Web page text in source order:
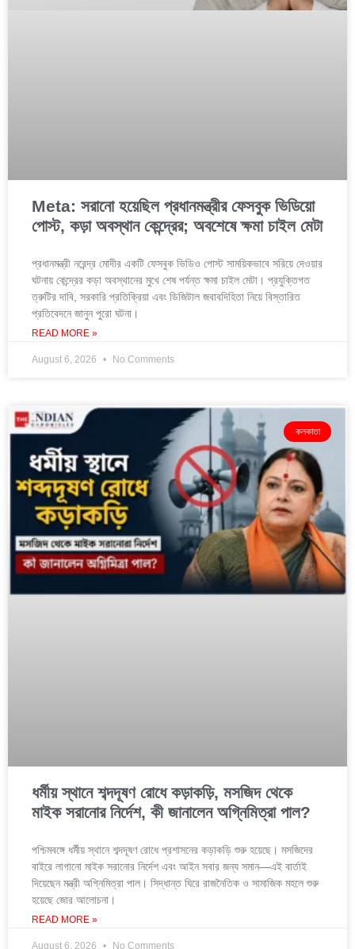
Meta: সরানো হয়েছিল প্রধানমন্ত্রীর ফেসবুক ভিডিয়ো
পোস্ট, কড়া অবস্থান কেন্দ্রের; অবশেষে ক্ষমা চাইল মেটা
প্রধানমন্ত্রী নরেন্দ্র মোদীর একটি ফেসবুক ভিডিও পোস্ট সাময়িকভাবে সরিয়ে দেওয়ার
ঘটনায় কেন্দ্রের কড়া অবস্থানের মুখে শেষ পর্যন্ত ক্ষমা চাইল মেটা। প্রযুক্তিগত
ত্রুটির দাবি, সরকারি প্রতিক্রিয়া এবং ডিজিটাল জবাবদিহিতা নিয়ে বিস্তারিত
প্রতিবেদনে জানুন পুরো ঘটনা।
READ MORE »
August 6, 2026 No Comments
কলকাতা
ধর্মীয় স্থানে শব্দদূষণ রোধে কড়াকড়ি, মসজিদ থেকে
মাইক সরানোর নির্দেশ, কী জানালেন অগ্নিমিত্রা পাল?
পশ্চিমবঙ্গে ধর্মীয় স্থানে শব্দদূষণ রোধে প্রশাসনের কড়াকড়ি শুরু হয়েছে। মসজিদের
বাইরে লাগানো মাইক সরানোর নির্দেশ এবং আইন সবার জন্য সমান—এই বার্তাই
দিয়েছেন মন্ত্রী অগ্নিমিত্রা পাল। সিদ্ধান্ত ঘিরে রাজনৈতিক ও সামাজিক মহলে শুরু
হয়েছে জোর আলোচনা।
READ MORE »
August 6, 2026 No Comments